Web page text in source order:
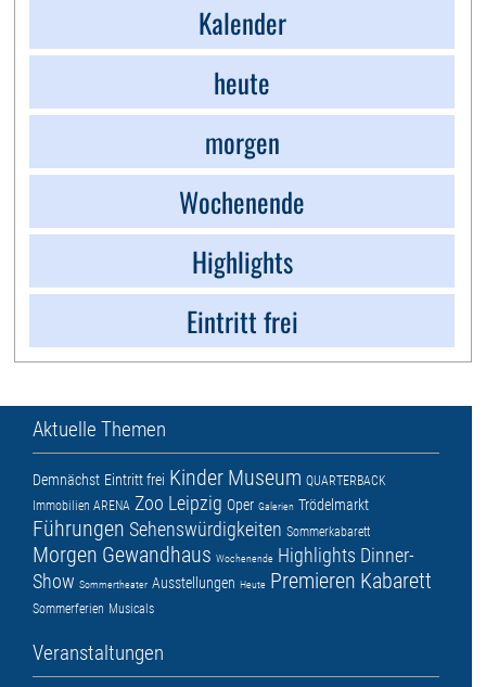
Kalender
heute
morgen
Wochenende
Highlights
Eintritt frei
Aktuelle Themen
Demnächst Eintritt frei Kinder Museum QUARTERBACK
Immobilien ARENA Zoo Leipzig Oper Galerien Trödelmarkt
Führungen Sehenswürdigkeiten Sommerkabarett
Morgen Gewandhaus Wochenende Highlights Dinner-
Show Sommertheater Ausstellungen Heute Premieren Kabarett
Sommerferien Musicals
Veranstaltungen